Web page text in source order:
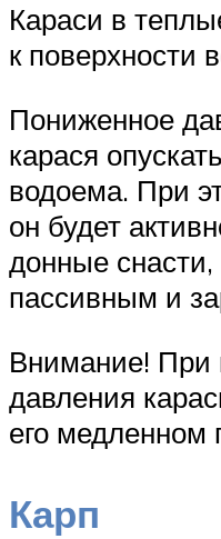
Караси в
к поверхности
Пониженное
карася
водоема. При
он будет
донные снасти,
пассивным и
Внимание! При
давления
его медленном
Карп